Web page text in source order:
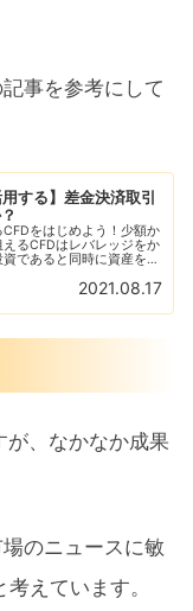
事を参考にして
する】差金決済取引
をはじめよう！少額か
るCFDはレバレッジをか
であると同時に資産を急
取引で練習しよう！
2021.08.17
が、なかなか成果
のニュースに敏
考えています。